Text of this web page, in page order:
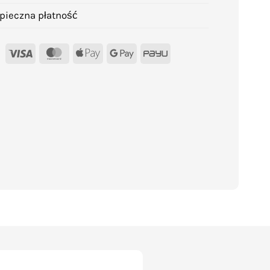
płatność
Visa MasterCard
Apple
Google PayU